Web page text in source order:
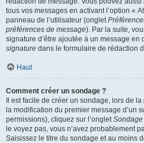
tous vos messages en activant l’option «
panneau de l’utilisateur (onglet
préférences de message). Par la suite,
signature d’être ajoutée à un message
signature dans le formulaire de rédaction
Haut
Comment créer un sondage ?
Il est facile de créer un sondage, lors de
la modification du premier message d’un
permissions), cliquez sur l’ongletSondage
le voyez pas, vous n’avez probablement
Saisissez le titre du sondage et au moins